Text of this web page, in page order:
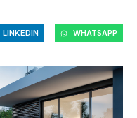
LINKEDIN WHATSAPP